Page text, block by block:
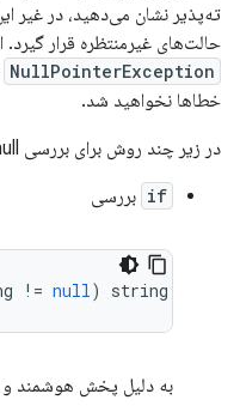
ته‌پذیر نشان می‌دهید، در غیر
حالت‌های غیرمنتظره قرار گیرد.
NullPointerException
خطاها نخواهید شد.
در زیر چند روش برای بررسی null وجود دارد:
if بررسی
!= null) string